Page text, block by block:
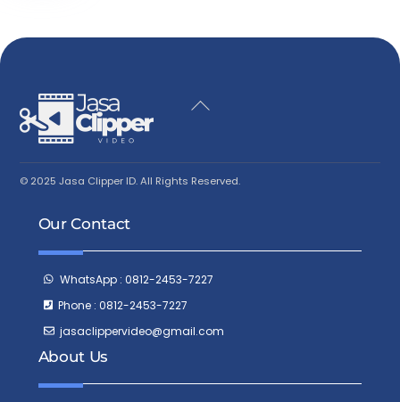
Back
© 2025 Jasa Clipper ID. All Rights Reserved.
Our Contact
WhatsApp : 0812-2453-7227
Phone : 0812-2453-7227
jasaclippervideo@gmail.com
About Us